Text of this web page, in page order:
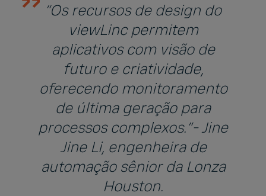
“Os recursos de design do
viewLinc permitem
aplicativos com visão de
futuro e criatividade,
oferecendo monitoramento
de última geração para
processos complexos.”- Jine
Jine Li, engenheira de
automação sênior da Lonza
Houston.